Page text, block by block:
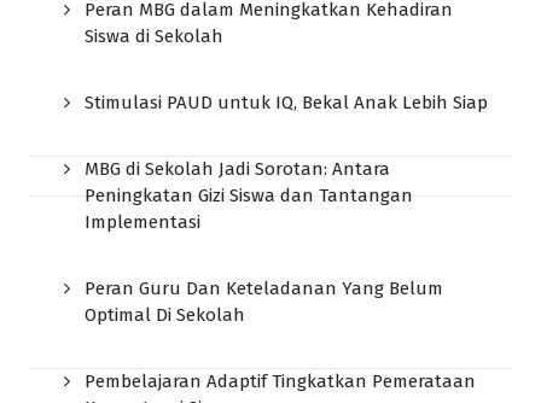
Peran MBG dalam Meningkatkan Kehadiran
Siswa di Sekolah
Stimulasi PAUD untuk IQ, Bekal Anak Lebih Siap
MBG di Sekolah Jadi Sorotan: Antara
Peningkatan Gizi Siswa dan Tantangan
Implementasi
Peran Guru Dan Keteladanan Yang Belum
Optimal Di Sekolah
Pembelajaran Adaptif Tingkatkan Pemerataan